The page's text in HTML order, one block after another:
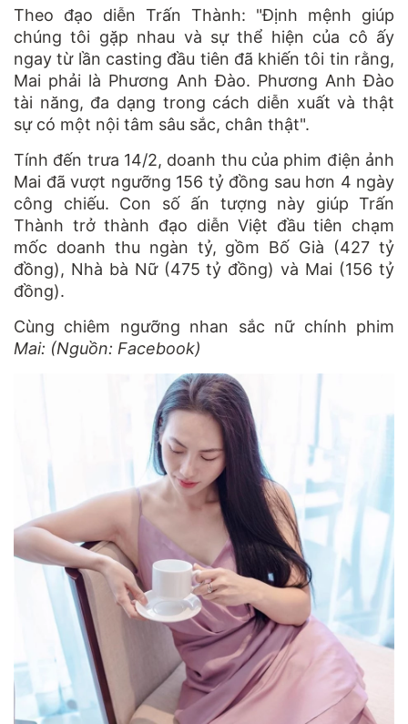
Theo đạo diễn Trấn Thành: "Định mệnh giúp
chúng tôi gặp nhau và sự thể hiện của cô ấy
ngay từ lần casting đầu tiên đã khiến tôi tin rằng,
Mai phải là Phương Anh Đào. Phương Anh Đào
tài năng, đa dạng trong cách diễn xuất và thật
sự có một nội tâm sâu sắc, chân thật".
Tính đến trưa 14/2, doanh thu của phim điện ảnh
Mai đã vượt ngưỡng 156 tỷ đồng sau hơn 4 ngày
công chiếu. Con số ấn tượng này giúp Trấn
Thành trở thành đạo diễn Việt đầu tiên chạm
mốc doanh thu ngàn tỷ, gồm Bố Già (427 tỷ
đồng), Nhà bà Nữ (475 tỷ đồng) và Mai (156 tỷ
đồng).
Cùng chiêm ngưỡng nhan sắc nữ chính phim
Mai: (Nguồn: Facebook)